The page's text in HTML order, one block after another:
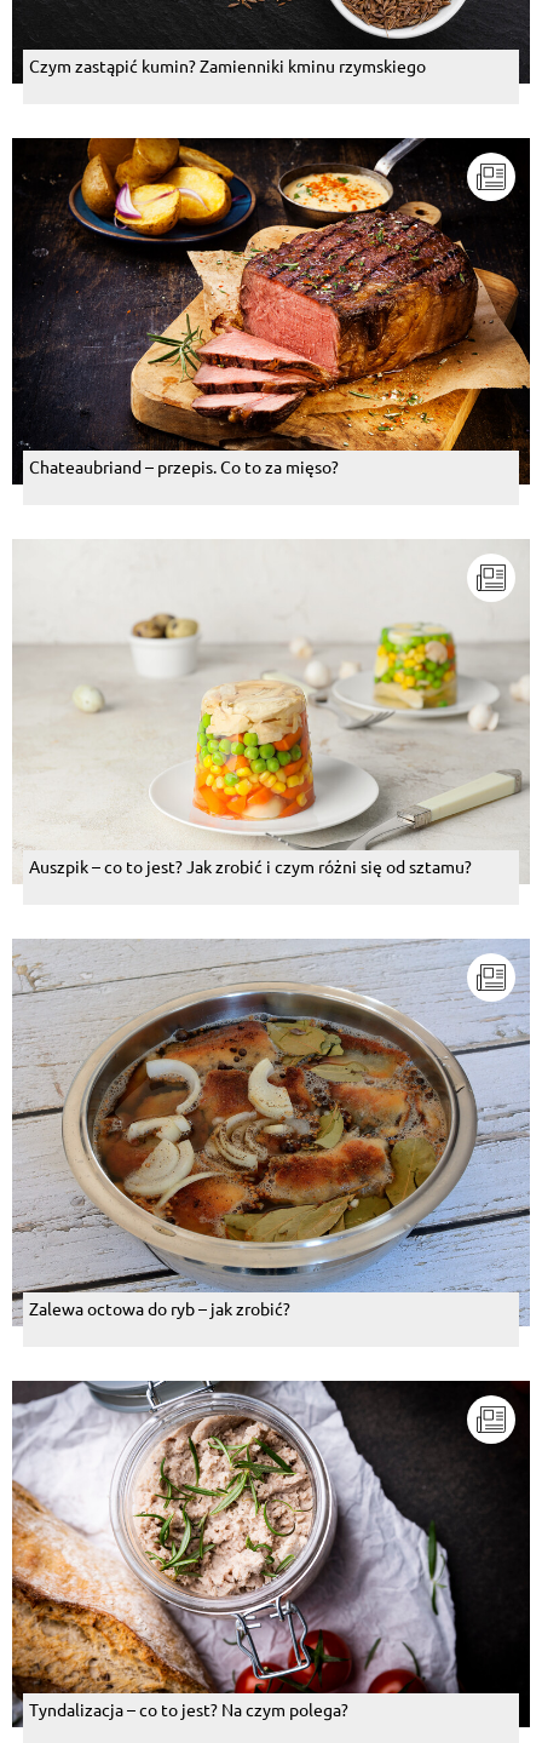
Czym zastąpić kumin? Zamienniki kminu rzymskiego
Chateaubriand – przepis. Co to za mięso?
Auszpik – co to jest? Jak zrobić i czym różni się od sztamu?
Zalewa octowa do ryb – jak zrobić?
Tyndalizacja – co to jest? Na czym polega?